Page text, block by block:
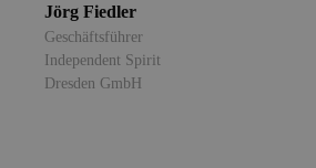
Jörg Fiedler
Geschäftsführer
Independent Spirit
Dresden GmbH